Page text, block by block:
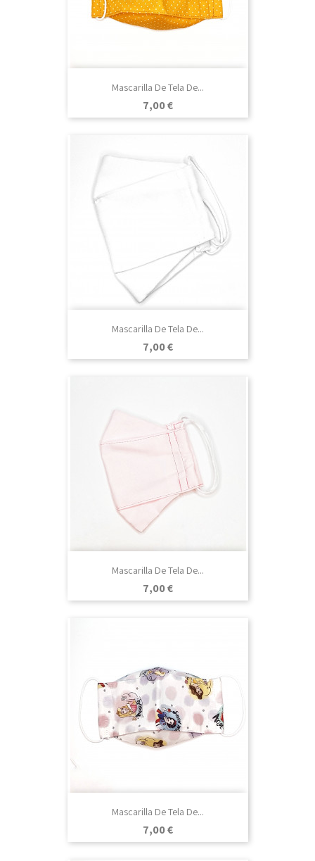
Mascarilla De Tela De...
Precio
7,00 €
Mascarilla De Tela De...
Precio
7,00 €
Mascarilla De Tela De...
Precio
7,00 €
Mascarilla De Tela De...
Precio
7,00 €